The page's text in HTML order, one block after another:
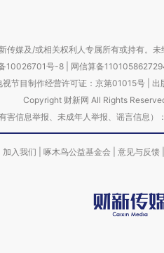
传媒及/或相关权利人专属所有或持有。
10026701号-8 网信算备
视节目制作经营许可证：京第01015号| 出
Copyright 财新网 All Rights
害信息举报、未成年人举报、谣言信
加入我们 啄木鸟公益基金会 意见与反馈